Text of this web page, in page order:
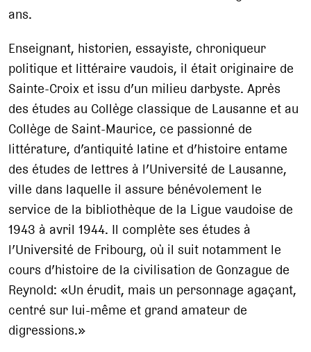
ans.
Enseignant, historien, essayiste, chroniqueur
politique et littéraire vaudois, il était originaire de
Sainte-Croix et issu d’un milieu darbyste. Après
des études au Collège classique de Lausanne et au
Collège de Saint-Maurice, ce passionné de
littérature, d’antiquité latine et d’histoire entame
des études de lettres à l’Université de Lausanne,
ville dans laquelle il assure bénévolement le
service de la bibliothèque de la Ligue vaudoise de
1943 à avril 1944. Il complète ses études à
l’Université de Fribourg, où il suit notamment le
cours d’histoire de la civilisation de Gonzague de
Reynold: «Un érudit, mais un personnage agaçant,
centré sur lui-même et grand amateur de
digressions.»